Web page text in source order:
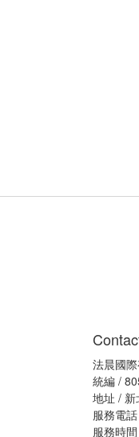
法晨國
統編 /
地址 /
服務電
服務時